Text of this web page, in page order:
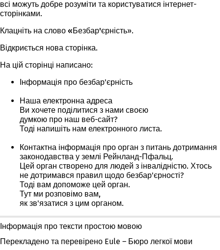
всі можуть добре розуміти та користуватися інтернет-
сторінками.
Клацніть на слово «Безбар'єрність».
Відкриється нова сторінка.
На цій сторінці написано:
Інформація про безбар'єрність
Наша електронна адреса
Ви хочете поділитися з нами своєю
думкою про наш веб-сайт?
Тоді напишіть нам електронного листа.
Контактна інформація про орган з питань дотримання
законодавства у землі Рейнланд-Пфальц.
Цей орган створено для людей з інвалідністю. Хтось
не дотримався правил щодо безбар'єрності?
Тоді вам допоможе цей орган.
Тут ми розповімо вам,
як зв'язатися з цим органом.
Інформація про тексти простою мовою
Перекладено та перевірено Eule – Бюро легкої мови